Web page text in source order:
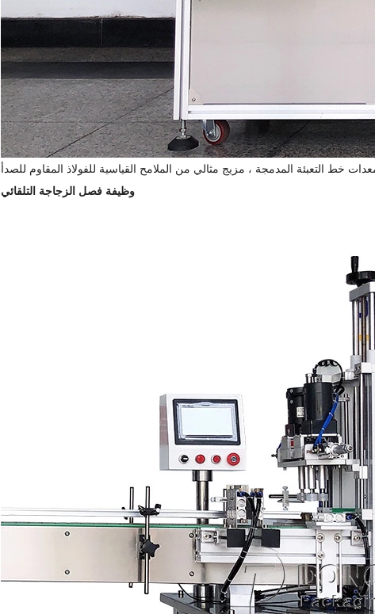
خط التعبئة المدمجة ، مزيج مثالي من الملامح القياسية للفولاذ المقاوم للصدأ
وظيفة فصل الزجاجة التلقائي